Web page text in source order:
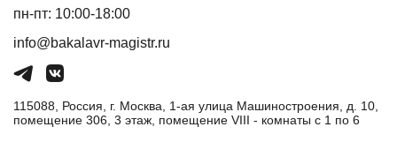
пн-пт: 10:00-18:00
info@bakalavr-magistr.ru
115088, Россия, г. Москва, 1-ая улица Машиностроения, д. 10,
помещение 306, 3 этаж, помещение VIII - комнаты с 1 по 6